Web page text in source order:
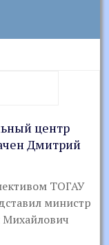
центр
Дмитрий
ТОГАУ
министр
Михайлович